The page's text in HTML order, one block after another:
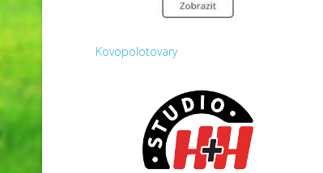
Kovopolotovary